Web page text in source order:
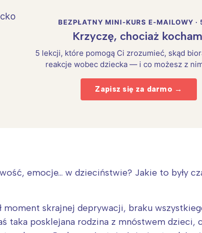
BEZPŁATNY MINI-KURS E-MAILOWY ·
Krzyczę, chociaż
5 lekcji, które pomogą Ci zrozumieć, skąd
reakcje wobec dziecka — i co możesz z
Zapisz się za darmo →
emocje… w dzieciństwie? Jakie to były
skrajnej deprywacji, braku
taka posklejana rodzina z mnóstwem dzieci,
Śląsk
Południe
Północ